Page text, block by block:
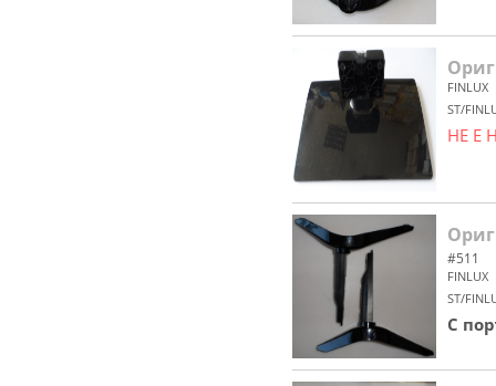
FINLUX
ST/
НЕ Е
#511
FINLUX
ST/
С